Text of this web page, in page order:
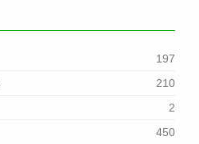
197
210
2
450